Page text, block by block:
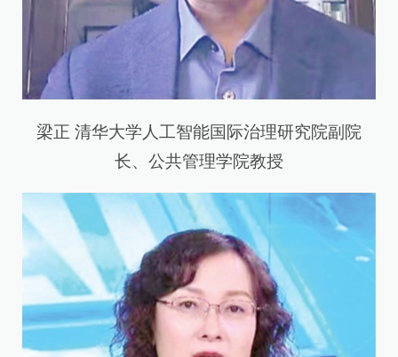
梁正 清华大学人工智能国际治理研究院副院
长、公共管理学院教授